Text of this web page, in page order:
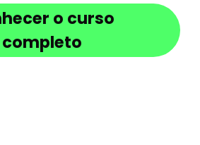
o curso
completo